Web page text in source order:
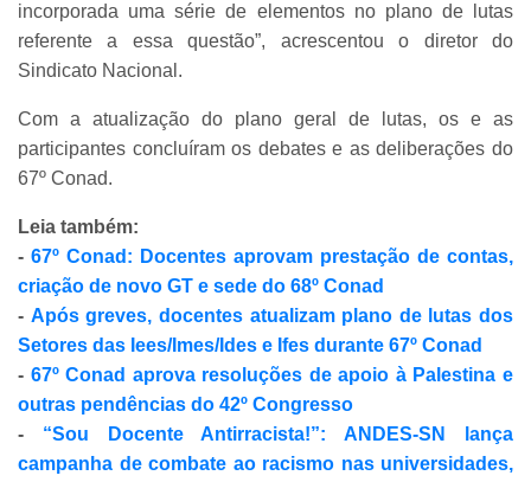
incorporada uma série de elementos no plano de lutas
referente a essa questão”, acrescentou o diretor do
Sindicato Nacional.
Com a atualização do plano geral de lutas, os e as
participantes concluíram os debates e as deliberações do
67º Conad.
Leia também:
- 67º Conad: Docentes aprovam prestação de contas,
criação de novo GT e sede do 68º Conad
- Após greves, docentes atualizam plano de lutas dos
Setores das Iees/Imes/Ides e Ifes durante 67º Conad
- 67º Conad aprova resoluções de apoio à Palestina e
outras pendências do 42º Congresso
- “Sou Docente Antirracista!”: ANDES-SN lança
campanha de combate ao racismo nas universidades,